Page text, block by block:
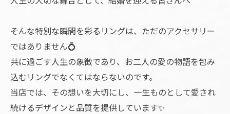
そんな特別な瞬間を彩るリングは、ただのアクセサリー
ではありません💍
共に過ごす人生の象徴であり、お二人の愛の物語を包み
込むリングでなくてはならないのです。
当店では、その想いを大切にし、一生ものとして愛され
続けるデザインと品質を提供しています✨